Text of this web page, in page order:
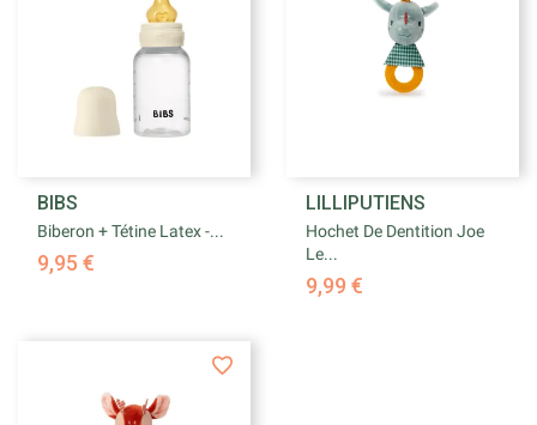
BIBS
Biberon + Tétine Latex -...
9,95 €
LILLIPUTIENS
Hochet De Dentition Joe
Le...
9,99 €